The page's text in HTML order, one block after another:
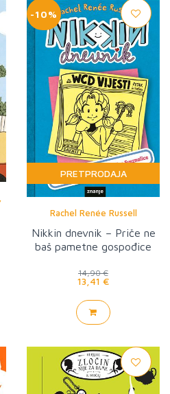
-10%
PRETPRODAJA
Rachel Renée Russell
Nikkin dnevnik – Priče ne
baš pametne gospođice
14,90 €
13,41 €